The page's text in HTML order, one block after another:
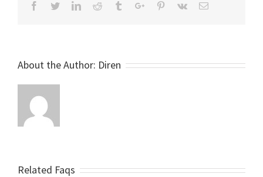
Facebook
TwitterLinkedinReddit TumblrGoogle+Pinterest
Vk Email
About the Author: Diren
Related Faqs